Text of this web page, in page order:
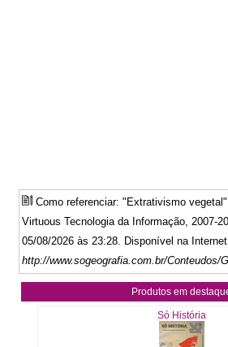
Como referenciar: "Extrativismo
Virtuous Tecnologia da Informação, 2007-
05/08/2026 às 23:28. Disponível na
http://www.sogeografia.com.br/
Produtos em
Só História